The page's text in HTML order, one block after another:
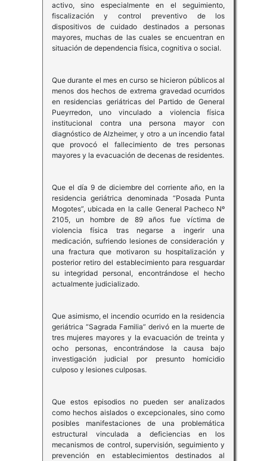
activo, sino especialmente en el seguimiento,
fiscalización y control preventivo de los
dispositivos de cuidado destinados a personas
mayores, muchas de las cuales se encuentran en
situación de dependencia física, cognitiva o social.
Que durante el mes en curso se hicieron públicos al
menos dos hechos de extrema gravedad ocurridos
en residencias geriátricas del Partido de General
Pueyrredon, uno vinculado a violencia física
institucional contra una persona mayor con
diagnóstico de Alzheimer, y otro a un incendio fatal
que provocó el fallecimiento de tres personas
mayores y la evacuación de decenas de residentes.
Que el día 9 de diciembre del corriente año, en la
residencia geriátrica denominada “Posada Punta
Mogotes”, ubicada en la calle General Pacheco Nº
2105, un hombre de 89 años fue víctima de
violencia física tras negarse a ingerir una
medicación, sufriendo lesiones de consideración y
una fractura que motivaron su hospitalización y
posterior retiro del establecimiento para resguardar
su integridad personal, encontrándose el hecho
actualmente judicializado.
Que asimismo, el incendio ocurrido en la residencia
geriátrica “Sagrada Familia” derivó en la muerte de
tres mujeres mayores y la evacuación de treinta y
ocho personas, encontrándose la causa bajo
investigación judicial por presunto homicidio
culposo y lesiones culposas.
Que estos episodios no pueden ser analizados
como hechos aislados o excepcionales, sino como
posibles manifestaciones de una problemática
estructural vinculada a deficiencias en los
mecanismos de control, supervisión, seguimiento y
prevención en establecimientos destinados al